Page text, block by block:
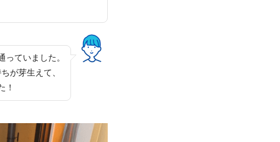
ていました。
が芽生えて、
！